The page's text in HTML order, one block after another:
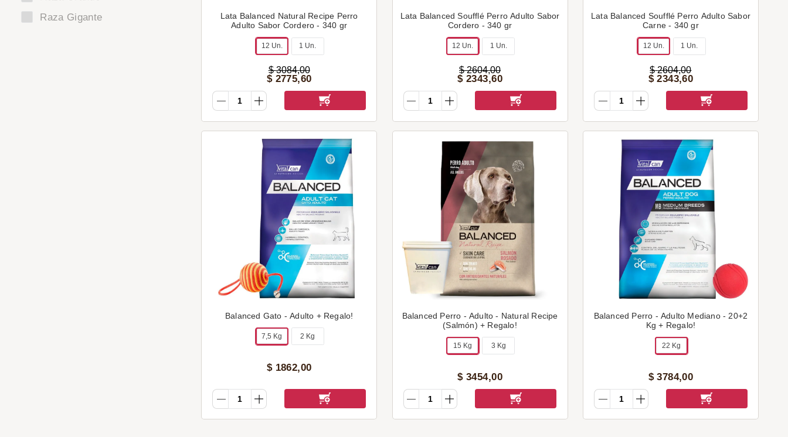
Raza Gigante
Lata Balanced Natural Recipe Perro
Adulto Sabor Cordero - 340 gr
12 Un. 1 Un.
$ 3084,00
$ 2775,60
Lata Balanced Soufflé Perro Adulto Sabor
Cordero - 340 gr
12 Un. 1 Un.
$ 2604,00
$ 2343,60
Lata Balanced Soufflé Perro Adulto Sabor
Carne - 340 gr
12 Un. 1 Un.
$ 2604,00
$ 2343,60
Balanced Gato - Adulto + Regalo!
7,5 Kg 2 Kg
$ 1862,00
Balanced Perro - Adulto - Natural Recipe
(Salmón) + Regalo!
15 Kg 3 Kg
$ 3454,00
Balanced Perro - Adulto Mediano - 20+2
Kg + Regalo!
22 Kg
$ 3784,00